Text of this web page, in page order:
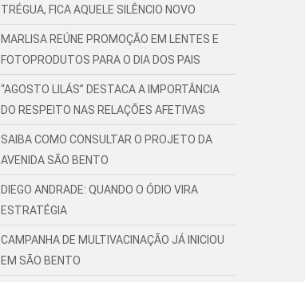
TRÉGUA, FICA AQUELE SILÊNCIO NOVO
MARLISA REÚNE PROMOÇÃO EM LENTES E
FOTOPRODUTOS PARA O DIA DOS PAIS
“AGOSTO LILÁS” DESTACA A IMPORTÂNCIA
DO RESPEITO NAS RELAÇÕES AFETIVAS
SAIBA COMO CONSULTAR O PROJETO DA
AVENIDA SÃO BENTO
DIEGO ANDRADE: QUANDO O ÓDIO VIRA
ESTRATÉGIA
CAMPANHA DE MULTIVACINAÇÃO JÁ INICIOU
EM SÃO BENTO